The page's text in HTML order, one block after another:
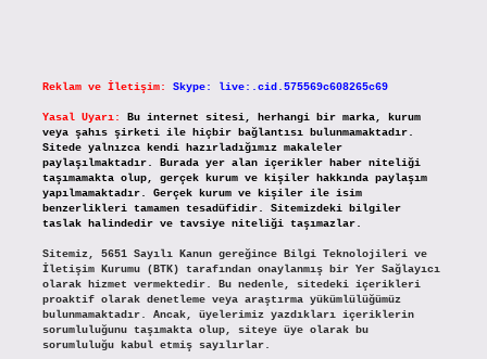
Reklam ve İletişim: Skype: live:.cid.575569c608265c69
Yasal Uyarı:
Bu internet sitesi, herhangi bir marka, kurum
veya şahıs şirketi ile hiçbir bağlantısı bulunmamaktadır.
Sitede yalnızca kendi hazırladığımız makaleler
paylaşılmaktadır. Burada yer alan içerikler haber niteliği
taşımamakta olup, gerçek kurum ve kişiler hakkında paylaşım
yapılmamaktadır. Gerçek kurum ve kişiler ile isim
benzerlikleri tamamen tesadüfidir. Sitemizdeki bilgiler
taslak halindedir ve tavsiye niteliği taşımazlar.
Sitemiz, 5651 Sayılı Kanun gereğince Bilgi Teknolojileri ve
İletişim Kurumu (BTK) tarafından onaylanmış bir Yer Sağlayıcı
olarak hizmet vermektedir. Bu nedenle, sitedeki içerikleri
proaktif olarak denetleme veya araştırma yükümlülüğümüz
bulunmamaktadır. Ancak, üyelerimiz yazdıkları içeriklerin
sorumluluğunu taşımakta olup, siteye üye olarak bu
sorumluluğu kabul etmiş sayılırlar.